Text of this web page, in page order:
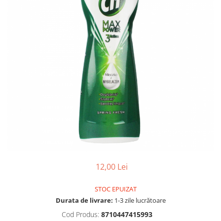
Echipamente de curăţenie
Folie aluminiu,folie alimentara
Produse pentru coafat
Tratament pentru par, conditioner
12,00 Lei
STOC EPUIZAT
Durata de livrare: 1-3 zile lucrătoare
Cod Produs: 8710447415993